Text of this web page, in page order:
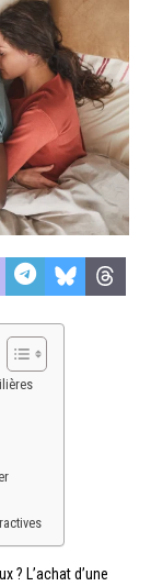
? L’achat d’une